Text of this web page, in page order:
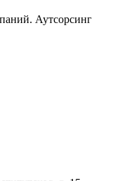
Аутсорсинг